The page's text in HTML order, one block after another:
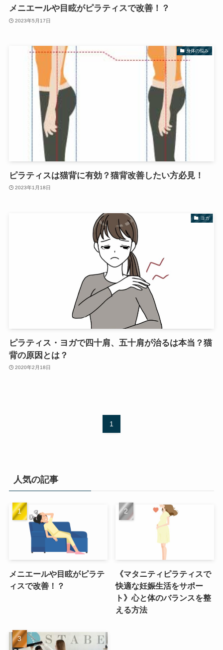
メニエールや目眩がピラティスで改善！？
2023年5月17日
身体の悩み
ピラティスは猫背に有効？猫背改善したい方必見！
2023年1月18日
ヨガ
ピラティス・ヨガで四十肩、五十肩が治るは本当？猫
背の原因とは？
2020年2月18日
1
人気の記事
メニエールや目眩がピラテ
ィスで改善！？
《マタニティピラティスで
快適な妊娠生活をサポー
ト》心と体のバランスを整
える方法